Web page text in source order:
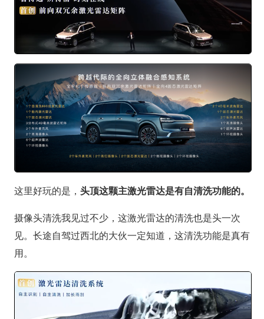
这里好玩的是， 头顶这颗主激光雷达是有自清洗功能的。
摄像头清洗我见过不少，这激光雷达的清洗也是头一次
见。长途自驾过西北的大伙一定知道，这清洗功能是真有
用。